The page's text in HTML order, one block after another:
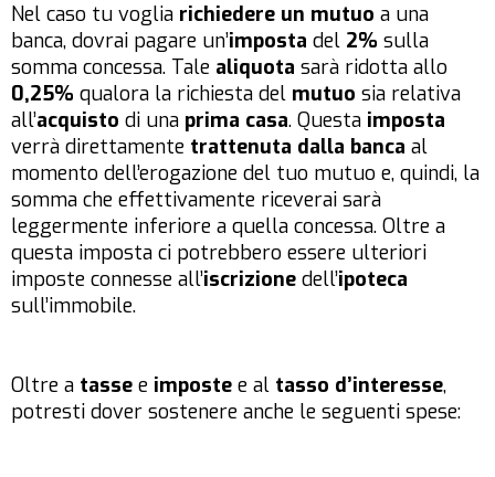
Nel caso tu voglia richiedere un mutuo a una
banca, dovrai pagare un’imposta del 2% sulla
somma concessa. Tale aliquota sarà ridotta allo
0,25% qualora la richiesta del mutuo sia relativa
all’acquisto di una prima casa. Questa imposta
verrà direttamente trattenuta dalla banca al
momento dell’erogazione del tuo mutuo e, quindi, la
somma che effettivamente riceverai sarà
leggermente inferiore a quella concessa. Oltre a
questa imposta ci potrebbero essere ulteriori
imposte connesse all’iscrizione dell’ipoteca
sull’immobile.
Oltre a tasse e imposte e al tasso d’interesse,
potresti dover sostenere anche le seguenti spese: